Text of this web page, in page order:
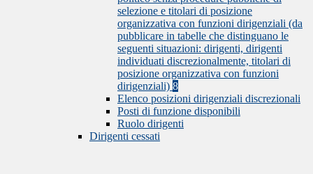
selezione e titolari di posizione
organizzativa con funzioni dirigenziali (da
pubblicare in tabelle che distinguano le
seguenti situazioni: dirigenti, dirigenti
individuati discrezionalmente, titolari di
posizione organizzativa con funzioni
dirigenziali) 8
Elenco posizioni dirigenziali discrezionali
Posti di funzione disponibili
Ruolo dirigenti
Dirigenti cessati